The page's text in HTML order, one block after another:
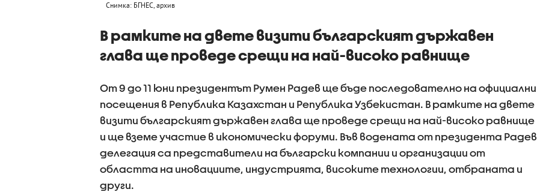
Снимка: БГНЕС, архив
В рамките на двете визити българският държавен
глава ще проведе срещи на най-високо равнище
От 9 до 11 юни президентът Румен Радев ще бъде последователно на официални
посещения в Република Казахстан и Република Узбекистан. В рамките на двете
визити българският държавен глава ще проведе срещи на най-високо равнище
и ще вземе участие в икономически форуми. Във водената от президента Радев
делегация са представители на български компании и организации от
областта на иновациите, индустрията, високите технологии, отбраната и
други.